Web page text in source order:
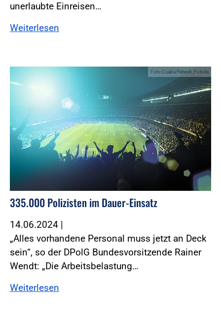
unerlaubte Einreisen…
Weiterlesen
Foto:Csaba Peterdi_Fotolia
335.000 Polizisten im Dauer-Einsatz
14.06.2024 |
„Alles vorhandene Personal muss jetzt an Deck
sein“, so der DPolG Bundesvorsitzende Rainer
Wendt: „Die Arbeitsbelastung…
Weiterlesen